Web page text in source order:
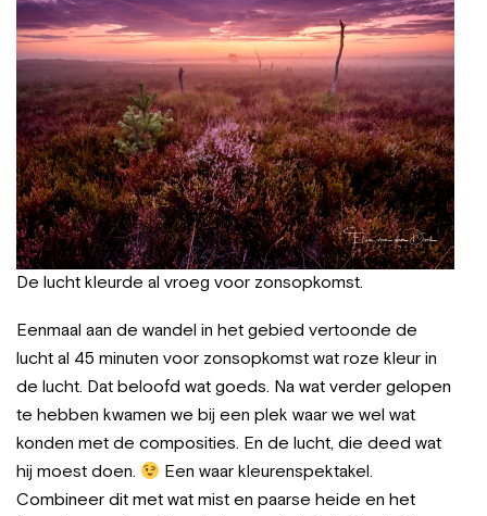
De lucht kleurde al vroeg voor zonsopkomst.
Eenmaal aan de wandel in het gebied vertoonde de
lucht al 45 minuten voor zonsopkomst wat roze kleur in
de lucht. Dat beloofd wat goeds. Na wat verder gelopen
te hebben kwamen we bij een plek waar we wel wat
konden met de composities. En de lucht, die deed wat
hij moest doen.
Een waar kleurenspektakel.
Combineer dit met wat mist en paarse heide en het